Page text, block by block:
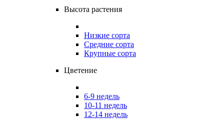
Высота растения
Низкие сорта
Средние сорта
Крупные сорта
Цветение
6-9 недель
10-11 недель
12-14 недель